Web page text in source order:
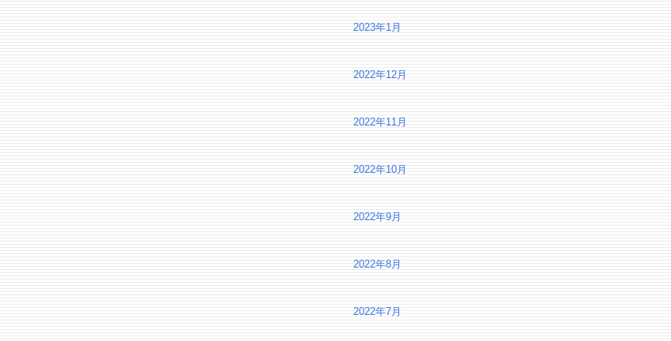
2023年1月
2022年12月
2022年11月
2022年10月
2022年9月
2022年8月
2022年7月